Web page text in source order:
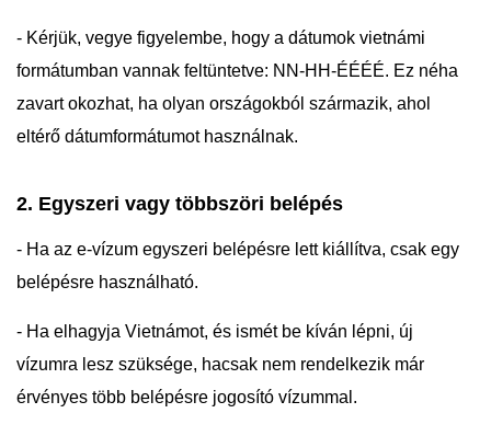
- Kérjük, vegye figyelembe, hogy a dátumok vietnámi
formátumban vannak feltüntetve: NN-HH-ÉÉÉÉ. Ez néha
zavart okozhat, ha olyan országokból származik, ahol
eltérő dátumformátumot használnak.
2. Egyszeri vagy többszöri belépés
- Ha az e-vízum egyszeri belépésre lett kiállítva, csak egy
belépésre használható.
- Ha elhagyja Vietnámot, és ismét be kíván lépni, új
vízumra lesz szüksége, hacsak nem rendelkezik már
érvényes több belépésre jogosító vízummal.